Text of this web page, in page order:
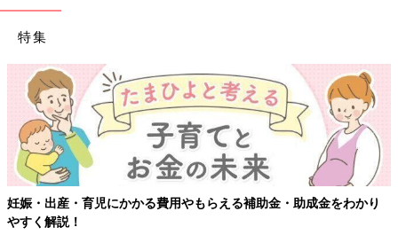
特集
妊娠・出産・育児にかかる費用やもらえる補助金・助成金をわかり
やすく解説！